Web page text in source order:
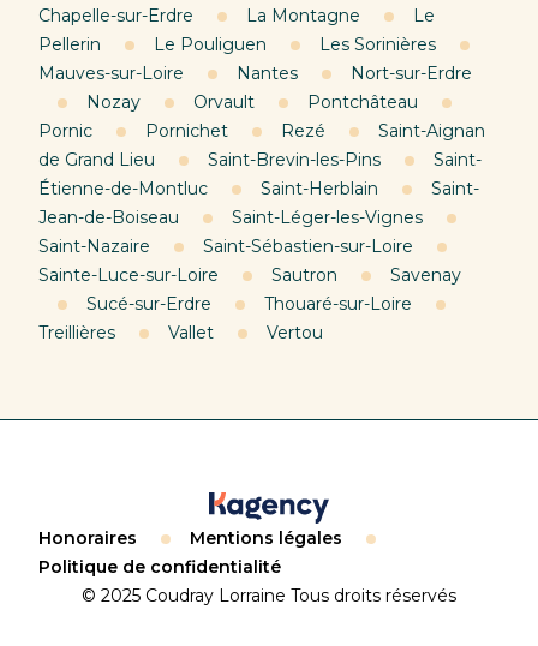
Chapelle-sur-Erdre
La Montagne
Le
Pellerin
Le Pouliguen
Les Sorinières
Mauves-sur-Loire
Nantes
Nort-sur-Erdre
Nozay
Orvault
Pontchâteau
Pornic
Pornichet Rezé
Saint-Aignan
de Grand Lieu
Saint-Brevin-les-Pins
Saint-
Étienne-de-Montluc
Saint-Herblain
Saint-
Jean-de-Boiseau
Saint-Léger-les-Vignes
Saint-Nazaire
Saint-Sébastien-sur-Loire
Sainte-Luce-sur-Loire
Sautron
Savenay
Sucé-sur-Erdre
Thouaré-sur-Loire
Treillières
Vallet Vertou
© 2025 Coudray Lorraine Tous droits réservés
Honoraires
Mentions légales
Politique de confidentialité